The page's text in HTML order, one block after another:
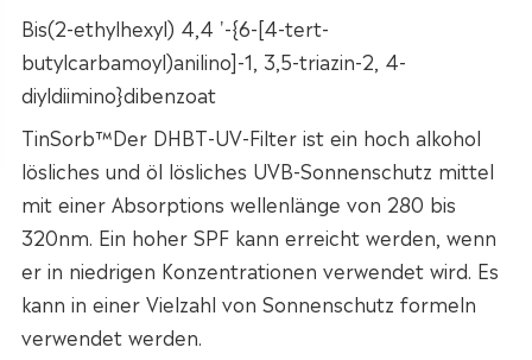
Bis(2-ethylhexyl) 4,4 '-{6-[4-tert-
butylcarbamoyl)anilino]-1, 3,5-triazin-2, 4-
diyldiimino}dibenzoat
TinSorb™Der DHBT-UV-Filter ist ein hoch alkohol
lösliches und öl lösliches UVB-Sonnenschutz mittel
mit einer Absorptions wellenlänge von 280 bis
320nm. Ein hoher SPF kann erreicht werden, wenn
er in niedrigen Konzentrationen verwendet wird. Es
kann in einer Vielzahl von Sonnenschutz formeln
verwendet werden.